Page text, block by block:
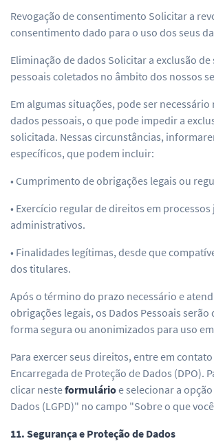
Revogação de consentimento Solicitar a
consentimento dado para o uso dos seus
Eliminação de dados Solicitar a exclusão de
pessoais coletados no âmbito dos nossos
Em algumas situações, pode ser necessário
dados pessoais, o que pode impedir a
solicitada. Nessas circunstâncias,
específicos, que podem incluir:
• Cumprimento de obrigações legais ou
• Exercício regular de direitos em
administrativos.
• Finalidades legítimas, desde que
dos titulares.
Após o término do prazo necessário e
obrigações legais, os Dados Pessoais serão
forma segura ou anonimizados para uso
Para exercer seus direitos, entre em
Encarregada de Proteção de Dados (DPO).
clicar nesteformulárioe selecionar a
Dados (LGPD)" no campo "Sobre o que
11. Segurança e Proteção de Dados